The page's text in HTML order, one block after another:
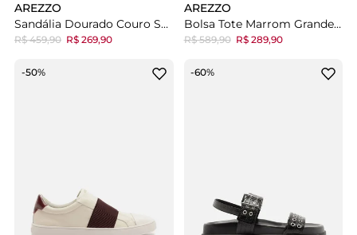
AREZZO
Sandália Dourado Couro Salto Alto Fivelas
R$ 459,90 R$ 269,90
AREZZO
Bolsa Tote Marrom Grande Logo Perfurado
R$ 589,90 R$ 289,90
-50% -60%